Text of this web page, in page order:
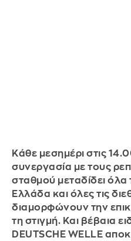
Κάθε μεσημέρι στις
συνεργασία με τους
σταθμού μεταδίδει
Ελλάδα και όλες τις
διαμορφώνουν την
τη στιγμή. Και βέβαια
DEUTSCHE WELLE